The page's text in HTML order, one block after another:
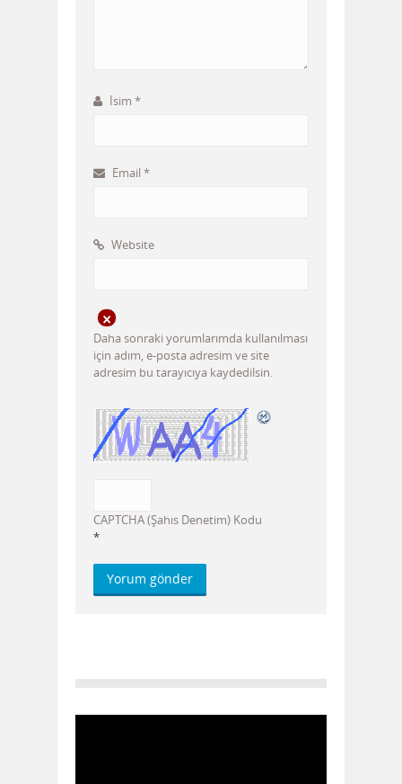
İsim *
Email *
Website
Daha sonraki yorumlarımda kullanılması
için adım, e-posta adresim ve site
adresim bu tarayıcıya kaydedilsin.
CAPTCHA (Şahıs Denetim) Kodu
*